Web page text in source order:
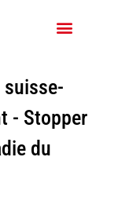
- Stopper
du